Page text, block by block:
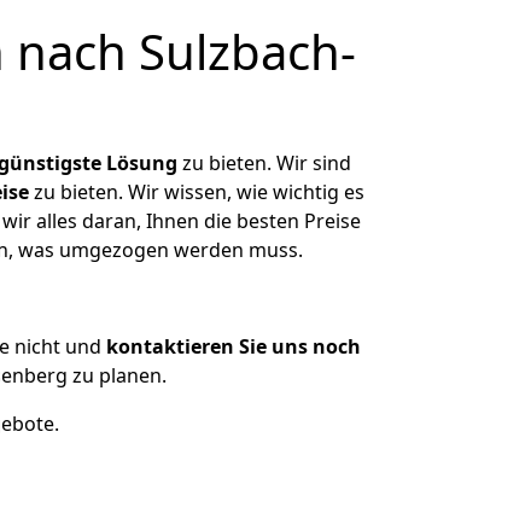
Sulzbach-
Lösung zu bieten. Wir sind
zu bieten. Wir wissen, wie wichtig es
alles daran, Ihnen die besten Preise
was umgezogen werden muss.
nicht und kontaktieren Sie uns noch
zu planen.